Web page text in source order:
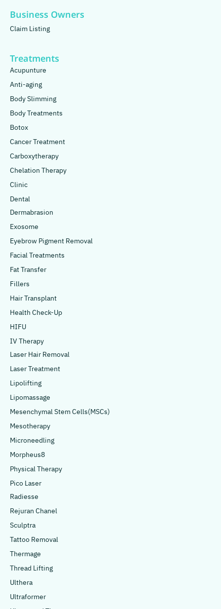
Business Owners
Claim Listing
Treatments
Acupunture
Anti-aging
Body Slimming
Body Treatments
Botox
Cancer Treatment
Carboxytherapy
Chelation Therapy
Clinic
Dental
Dermabrasion
Exosome
Eyebrow Pigment Removal
Facial Treatments
Fat Transfer
Fillers
Hair Transplant
Health Check-Up
HIFU
IV Therapy
Laser Hair Removal
Laser Treatment
Lipolifting
Lipomassage
Mesenchymal Stem Cells(MSCs)
Mesotherapy
Microneedling
Morpheus8
Physical Therapy
Pico Laser
Radiesse
Rejuran Chanel
Sculptra
Tattoo Removal
Thermage
Thread Lifting
Ulthera
Ultraformer